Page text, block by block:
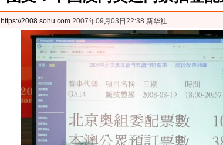
https://2008.sohu.com 2007年09月03日22:38 新华社